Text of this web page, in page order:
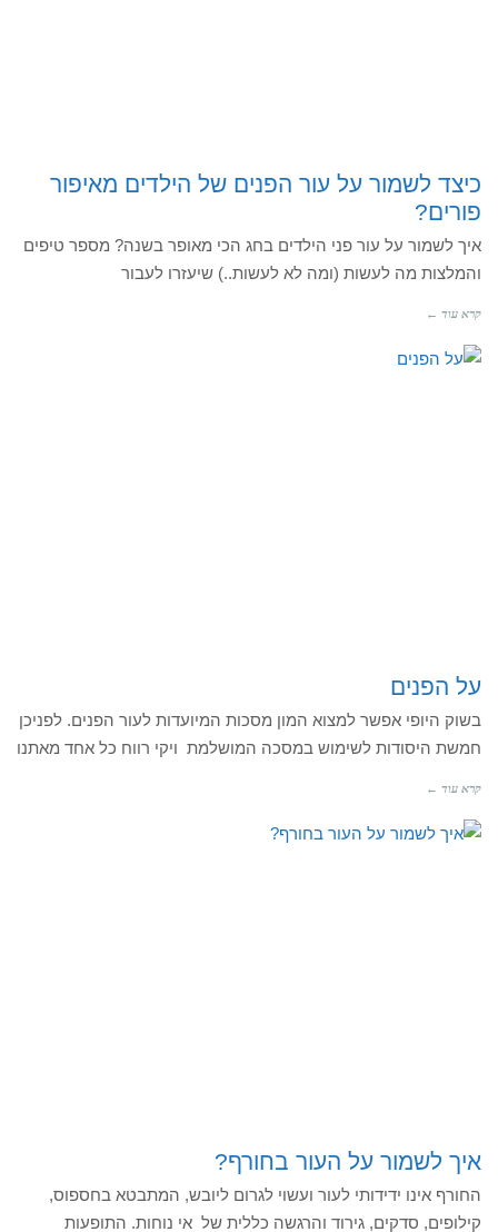
כיצד לשמור על עור הפנים של הילדים מאיפור
פורים?
איך לשמור על עור פני הילדים בחג הכי מאופר בשנה? מספר טיפים
והמלצות מה לעשות (ומה לא לעשות..) שיעזרו לעבור
קרא עוד ←
על הפנים
בשוק היופי אפשר למצוא המון מסכות המיועדות לעור הפנים. לפניכן
חמשת היסודות לשימוש במסכה המושלמת ויקי רווח כל אחד מאתנו
קרא עוד ←
איך לשמור על העור בחורף?
החורף אינו ידידותי לעור ועשוי לגרום ליובש, המתבטא בחספוס,
קילופים, סדקים, גירוד והרגשה כללית של אי נוחות. התופעות